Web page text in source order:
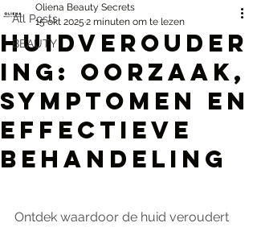
All Posts
BEAUTY
Huidverouder
ing: oorzaak,
symptomen en
effectieve
behandeling
Oliena Beauty Secrets
15 okt 2025 2 minuten om te lezen
Ontdek waardoor de huid veroudert